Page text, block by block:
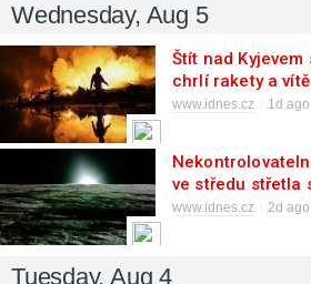
Wednesday, Aug 5
Štít nad Kyjevem
chrlí rakety a
nebe
www.idnes.cz 1d ago
ve středu střetla
www.idnes.cz 2d ago
Tuesday, Aug 4